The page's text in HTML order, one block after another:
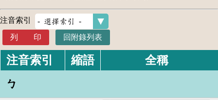
注音索引
列 印 回附錄列表
注音索引 縮語
全稱
ㄅ